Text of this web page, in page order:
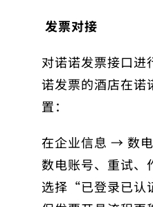
发票对接
对诺诺发票接口进
诺发票的酒店在诺
置：
在企业信息 → 数
数电账号、重试、
选择“已登录已认